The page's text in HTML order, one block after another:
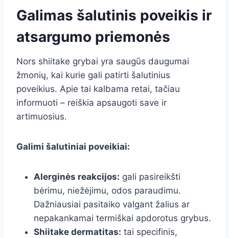
Galimas šalutinis poveikis ir
atsargumo priemonės
Nors shiitake grybai yra saugūs daugumai
žmonių, kai kurie gali patirti šalutinius
poveikius. Apie tai kalbama retai, tačiau
informuoti – reiškia apsaugoti save ir
artimuosius.
Galimi šalutiniai poveikiai:
Alerginės reakcijos: gali pasireikšti
bėrimu, niežėjimu, odos paraudimu.
Dažniausiai pasitaiko valgant žalius ar
nepakankamai termiškai apdorotus grybus.
Shiitake dermatitas: tai specifinis,